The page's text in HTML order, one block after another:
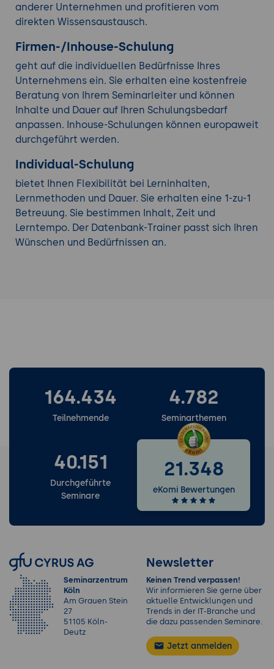
anderer Unternehmen und profitieren vom
direkten Wissensaustausch.
Firmen-/Inhouse-Schulung
geht auf die individuellen Bedürfnisse Ihres
Unternehmens ein. Sie erhalten eine kostenfreie
Beratung von Ihrem Seminarleiter und können
Inhalte und Dauer auf Ihren Schulungsbedarf
anpassen. Inhouse-Schulungen können europaweit
durchgeführt werden.
Individual-Schulung
bietet Ihnen Flexibilität bei Lerninhalten,
Lernmethoden und Dauer. Sie erhalten eine 1-zu-1
Betreuung. Sie bestimmen Inhalt, Zeit und
Lerntempo. Der Datenbank-Trainer passt sich Ihren
Wünschen und Bedürfnissen an.
164.434
Teilnehmende
4.782
Seminarthemen
40.151
Durchgeführte
Seminare
21.348
eKomi Bewertungen
Seminarzentrum
Köln
Am Grauen Stein
27
51105 Köln-
Deutz
Newsletter
Keinen Trend verpassen!
Wir informieren Sie gerne über
aktuelle Entwicklungen und
Trends in der IT-Branche und
die dazu passenden Seminare.
Jetzt anmelden